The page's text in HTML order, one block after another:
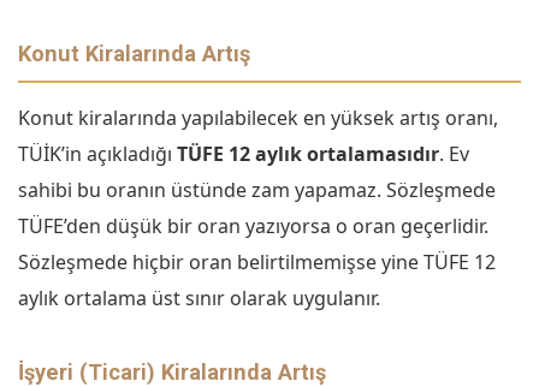
Konut Kiralarında Artış
Konut kiralarında yapılabilecek en yüksek artış oranı,
TÜİK’in açıkladığı TÜFE 12 aylık ortalamasıdır. Ev
sahibi bu oranın üstünde zam yapamaz. Sözleşmede
TÜFE’den düşük bir oran yazıyorsa o oran geçerlidir.
Sözleşmede hiçbir oran belirtilmemişse yine TÜFE 12
aylık ortalama üst sınır olarak uygulanır.
İşyeri (Ticari) Kiralarında Artış